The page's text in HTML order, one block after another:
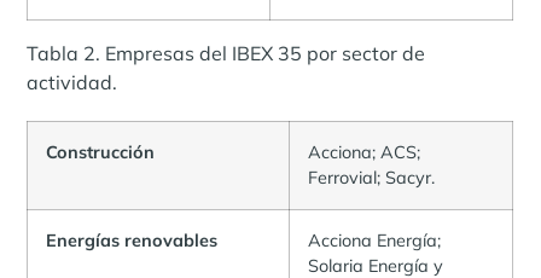
Tabla 2. Empresas del IBEX 35 por sector de
actividad.
Construcción
Acciona; ACS;
Ferrovial; Sacyr.
Energías renovables
Acciona Energía;
Solaria Energía y